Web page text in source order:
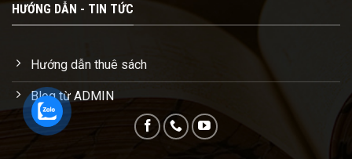
HƯỚNG DẪN - TIN TỨC
Hướng dẫn thuê sách
Blog từ ADMIN